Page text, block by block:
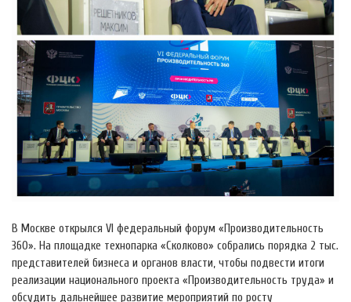
В Москве открылся VI федеральный форум «Производительность
360». На площадке технопарка «Сколково» собрались порядка 2 тыс.
представителей бизнеса и органов власти, чтобы подвести итоги
реализации национального проекта «Производительность труда» и
обсудить дальнейшее развитие мероприятий по росту